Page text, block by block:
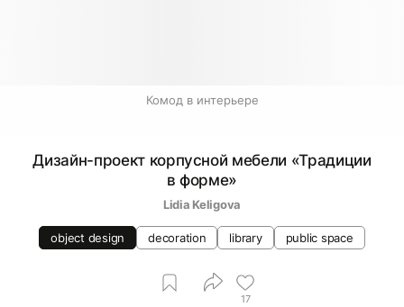
Комод в интерьере
Дизайн-проект корпусной мебели «Традиции
в форме»
Lidia Keligova
object design decoration library public space
17